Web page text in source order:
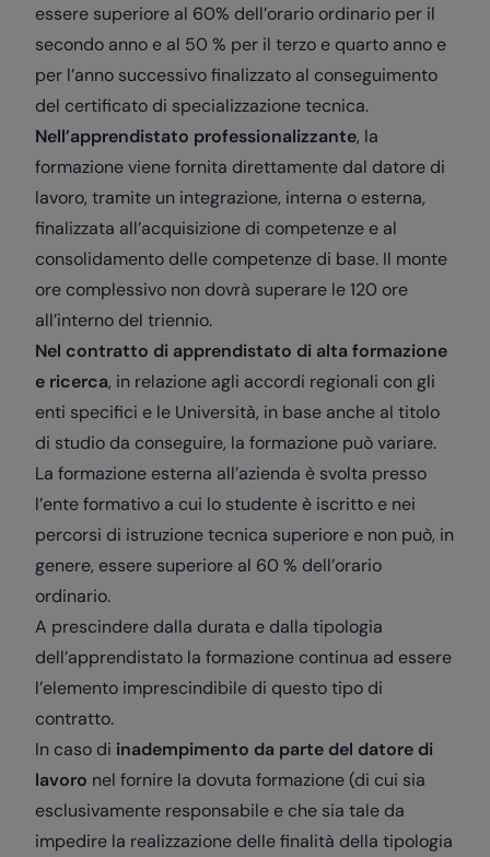
essere superiore al 60% dell’orario ordinario per il
secondo anno e al 50 % per il terzo e quarto anno e
per l’anno successivo finalizzato al conseguimento
del certificato di specializzazione tecnica.
Nell’apprendistato professionalizzante, la
formazione viene fornita direttamente dal datore di
lavoro, tramite un integrazione, interna o esterna,
finalizzata all’acquisizione di competenze e al
consolidamento delle competenze di base. Il monte
ore complessivo non dovrà superare le 120 ore
all’interno del triennio.
Nel contratto di apprendistato di alta formazione
e ricerca, in relazione agli accordi regionali con gli
enti specifici e le Università, in base anche al titolo
di studio da conseguire, la formazione può variare.
La formazione esterna all’azienda è svolta presso
l’ente formativo a cui lo studente è iscritto e nei
percorsi di istruzione tecnica superiore e non può, in
genere, essere superiore al 60 % dell’orario
ordinario.
A prescindere dalla durata e dalla tipologia
dell’apprendistato la formazione continua ad essere
l’elemento imprescindibile di questo tipo di
contratto.
In caso di inadempimento da parte del datore di
lavoro nel fornire la dovuta formazione (di cui sia
esclusivamente responsabile e che sia tale da
impedire la realizzazione delle finalità della tipologia